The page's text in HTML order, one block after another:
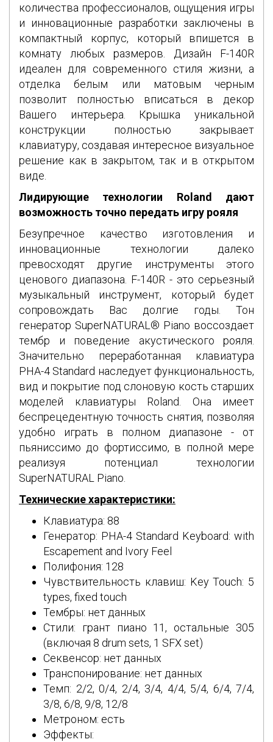
количества профессионалов, ощущения игры
и инновационные разработки заключены в
компактный корпус, который впишется в
комнату любых размеров. Дизайн F-140R
идеален для современного стиля жизни, а
отделка белым или матовым черным
позволит полностью вписаться в декор
Вашего интерьера. Крышка уникальной
конструкции полностью закрывает
клавиатуру, создавая интересное визуальное
решение как в закрытом, так и в открытом
виде.
Лидирующие технологии Roland дают
возможность точно передать игру рояля
Безупречное качество изготовления и
инновационные технологии далеко
превосходят другие инструменты этого
ценового диапазона. F-140R - это серьезный
музыкальный инструмент, который будет
сопровождать Вас долгие годы. Тон
генератор SuperNATURAL® Piano воссоздает
тембр и поведение акустического рояля.
Значительно переработанная клавиатура
PHA-4 Standard наследует функциональность,
вид и покрытие под слоновую кость старших
моделей клавиатуры Roland. Она имеет
беспрецедентную точность снятия, позволяя
удобно играть в полном диапазоне - от
пьяниссимо до фортиссимо, в полной мере
реализуя потенциал технологии
SuperNATURAL Piano.
Технические характеристики:
Клавиатура: 88
Генератор: PHA-4 Standard Keyboard: with
Escapement and Ivory Feel
Полифония: 128
Чувствительность клавиш: Key Touch: 5
types, fixed touch
Тембры: нет данных
Стили: грант пиано 11, остальные 305
(включая 8 drum sets, 1 SFX set)
Секвенсор: нет данных
Транспонирование: нет данных
Темп: 2/2, 0/4, 2/4, 3/4, 4/4, 5/4, 6/4, 7/4,
3/8, 6/8, 9/8, 12/8
Метроном: есть
Эффекты: